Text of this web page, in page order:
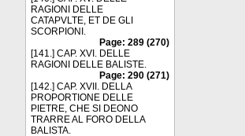
RAGIONI DELLE
CATAPVLTE, ET DE GLI
SCORPIONI.
Page: 289 (270)
[141.] CAP. XVI. DELLE
RAGIONI DELLE BALISTE.
Page: 290 (271)
[142.] CAP. XVII. DELLA
PROPORTIONE DELLE
PIETRE, CHE SI DEONO
TRARRE AL FORO DELLA
BALISTA.